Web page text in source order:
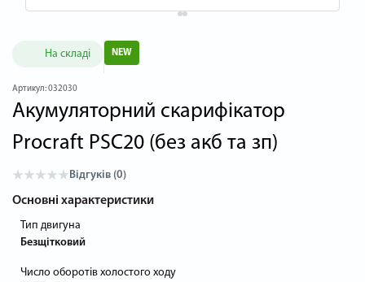
На складі NEW
Артикул:032030
Акумуляторний скарифікатор
Procraft PSC20 (без акб та зп)
Відгуків (0)
Основні характеристики
Тип двигуна
Безщітковий
Число оборотів холостого ходу